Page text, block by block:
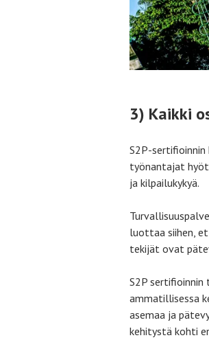
3) Kaikki
S2P-
työnantajat
ja kilpailukykyä.
luottaa siihen,
tekijät ovat
S2P
ammatillisessa
asemaa ja
kehitystä kohti